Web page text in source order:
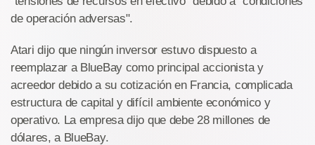
de operación adversas".
Atari dijo que ningún inversor estuvo dispuesto a
reemplazar a BlueBay como principal accionista y
acreedor debido a su cotización en Francia, complicada
estructura de capital y difícil ambiente económico y
operativo. La empresa dijo que debe 28 millones de
dólares, a BlueBay.